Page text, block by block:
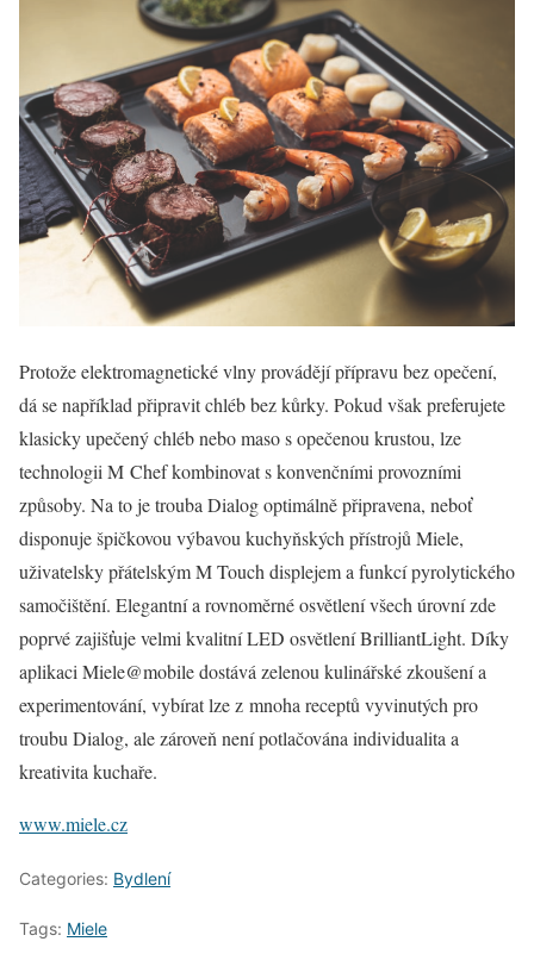
Protože elektromagnetické vlny provádějí přípravu bez opečení,
dá se například připravit chléb bez kůrky. Pokud však preferujete
klasicky upečený chléb nebo maso s opečenou krustou, lze
technologii M Chef kombinovat s konvenčními provozními
způsoby. Na to je trouba Dialog optimálně připravena, neboť
disponuje špičkovou výbavou kuchyňských přístrojů Miele,
uživatelsky přátelským M Touch displejem a funkcí pyrolytického
samočištění. Elegantní a rovnoměrné osvětlení všech úrovní zde
poprvé zajišťuje velmi kvalitní LED osvětlení BrilliantLight. Díky
aplikaci Miele@mobile dostává zelenou kulinářské zkoušení a
experimentování, vybírat lze z mnoha receptů vyvinutých pro
troubu Dialog, ale zároveň není potlačována individualita a
kreativita kuchaře.
www.miele.cz
Categories: Bydlení
Tags: Miele